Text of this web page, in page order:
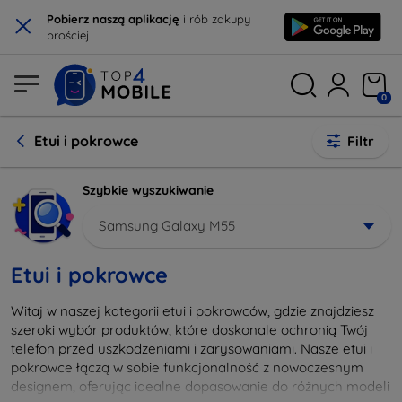
× Pobierz naszą aplikację i rób zakupy
prościej
0
Etui i pokrowce Filtr
Szybkie wyszukiwanie
Samsung Galaxy M55
Etui i pokrowce
Witaj w naszej kategorii etui i pokrowców, gdzie znajdziesz
szeroki wybór produktów, które doskonale ochronią Twój
telefon przed uszkodzeniami i zarysowaniami. Nasze etui i
pokrowce łączą w sobie funkcjonalność z nowoczesnym
designem, oferując idealne dopasowanie do różnych modeli